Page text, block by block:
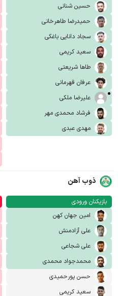
حسین شنانی
حمیدرضا طاهرخانی
سجاد دانایی باغکی
سعید کریمی
طاها شریعتی
عرفان قهرمانی
علیرضا ملکی
فرشاد محمدی مهر
مهدی عبدی
ذوب آهن
بازیکنان ورودی
امین جهان کهن
علی آزادمنش
علی شجاعی
محمدجواد محمدی
حسن پورحمیدی
سعید کریمی